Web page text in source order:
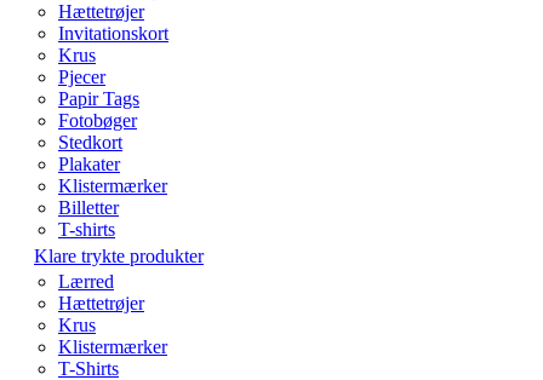
Hættetrøjer
Invitationskort
Krus
Pjecer
Papir Tags
Fotobøger
Stedkort
Plakater
Klistermærker
Billetter
T-shirts
Klare trykte produkter
Lærred
Hættetrøjer
Krus
Klistermærker
T-Shirts